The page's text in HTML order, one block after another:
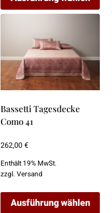
Dieses
mehrere
Varianten
auf.
Optionen
können
auf
Produktseite
gewählt
werden
Bassetti Tagesdecke
Como 41
262,00€
Enthält 19% MwSt.
zzgl. Versand
Ausführung wählen